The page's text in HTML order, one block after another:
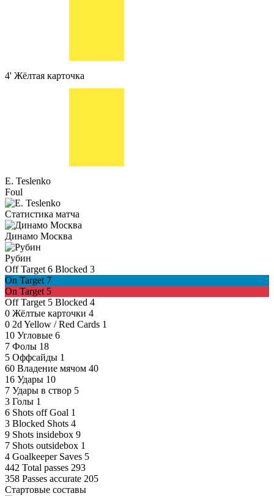
4' Жёлтая карточка
E. Teslenko
Foul
Статистика матча
Динамо Москва
Рубин
Off Target 6 Blocked 3
On Target 7
On Target 5
Off Target 5 Blocked 4
0 Жёлтые карточки 4
0 2d Yellow / Red Cards 1
10 Угловые 6
7 Фолы 18
5 Оффсайды 1
60 Владение мячом 40
16 Удары 10
7 Удары в створ 5
3 Голы 1
6 Shots off Goal 1
3 Blocked Shots 4
9 Shots insidebox 9
7 Shots outsidebox 1
4 Goalkeeper Saves 5
442 Total passes 293
358 Passes accurate 205
Стартовые составы